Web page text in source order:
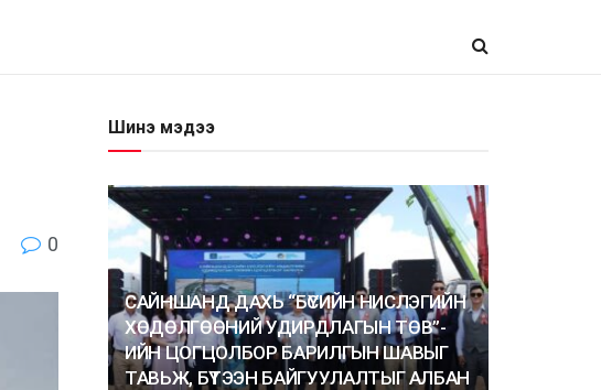
0
Шинэ мэдээ
САЙНШАНД ДАХЬ “БҮСИЙН НИСЛЭГИЙН
ХӨДӨЛГӨӨНИЙ УДИРДЛАГЫН ТӨВ”-
ИЙН ЦОГЦОЛБОР БАРИЛГЫН ШАВЫГ
ТАВЬЖ, БҮТЭЭН БАЙГУУЛАЛТЫГ АЛБАН